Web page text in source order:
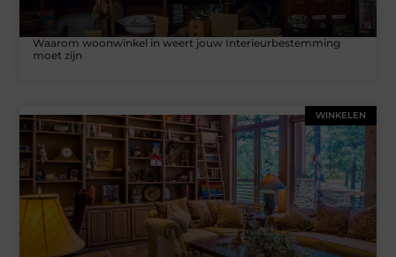
Waarom woonwinkel in weert jouw Interieurbestemming
moet zijn
WINKELEN